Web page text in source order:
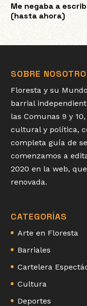
Me negaba a
(hasta ahora)
SOBRE
Floresta y su
barrial
las Comunas 9 y
cultural y política,
completa guía de
comenzamos a
2020 en la web,
renovada.
CATEGORÍAS
Arte en Floresta
Barriales
Cartelera
Cultura
Deportes